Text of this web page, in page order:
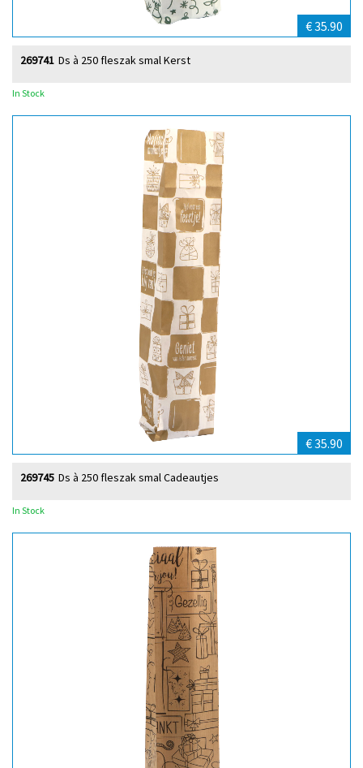
€ 35.90
Ds à 250 fleszak smal Kerst
269741
In Stock
€ 35.90
Ds à 250 fleszak smal Cadeautjes
269745
In Stock